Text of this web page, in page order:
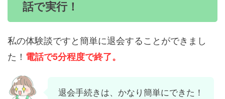
話で実行！
私の体験談ですと簡単に退会することができまし
た！ 電話で5分程度で終了。
退会手続きは、かなり簡単にできた！